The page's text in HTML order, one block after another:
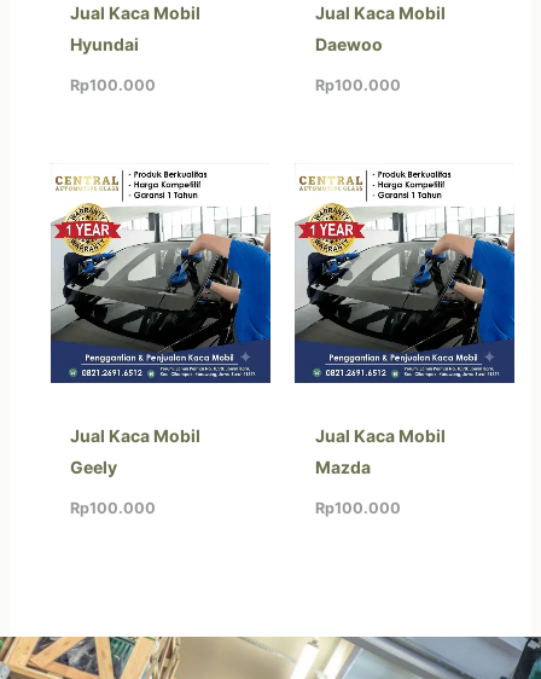
Jual Kaca Mobil
Hyundai
Rp100.000
Jual Kaca Mobil
Daewoo
Rp100.000
Jual Kaca Mobil
Geely
Rp100.000
Jual Kaca Mobil
Mazda
Rp100.000